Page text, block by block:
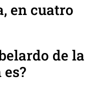
en cuatro
de la